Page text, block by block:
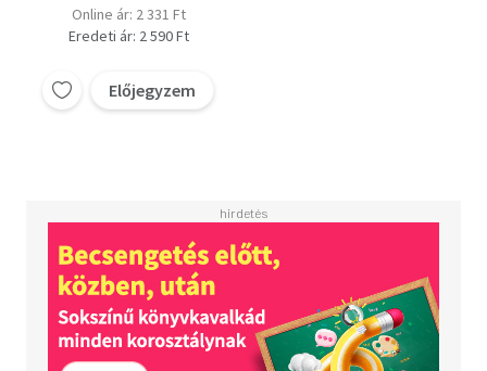
Online ár: 2 331 Ft
Eredeti ár: 2 590 Ft
Előjegyzem